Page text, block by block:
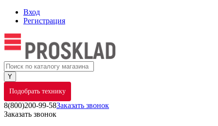
Вход
Регистрация
Подобрать технику
8(800)200-99-58Заказать звонок
Заказать звонок